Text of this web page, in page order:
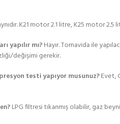
K21 motor 2.1 litre, K25 motor
yapılır mı?Hayır. Tornavida ile
değişimi gerekir.
testi yapıyor musunuz?Evet,
LPG filtresi tıkanmış olabilir, gaz